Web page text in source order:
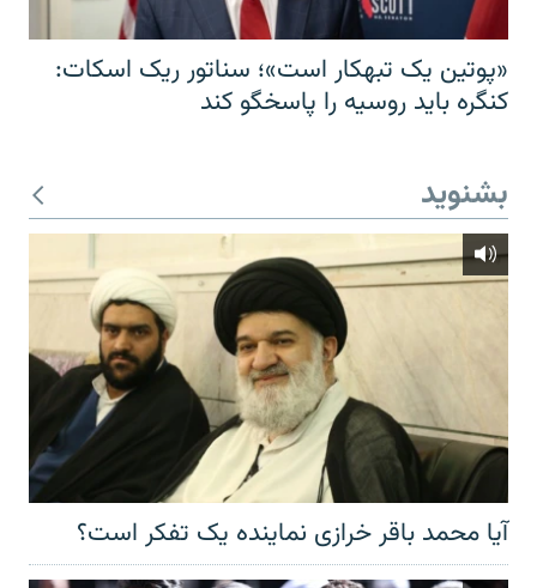
«پوتین یک تبهکار است»؛ سناتور ریک اسکات:
کنگره باید روسیه را پاسخگو کند
بشنوید
آیا محمد باقر خرازی نماینده یک تفکر است؟